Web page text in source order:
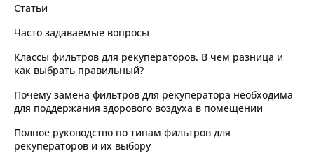
Статьи
Часто задаваемые вопросы
Классы фильтров для рекуператоров. В чем разница и
как выбрать правильный?
Почему замена фильтров для рекуператора необходима
для поддержания здорового воздуха в помещении
Полное руководство по типам фильтров для
рекуператоров и их выбору